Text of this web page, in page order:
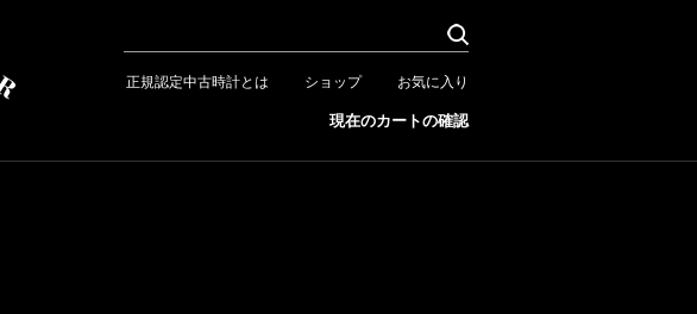
正規認定中古時計とは ショップ お気に入り
現在のカートの確認